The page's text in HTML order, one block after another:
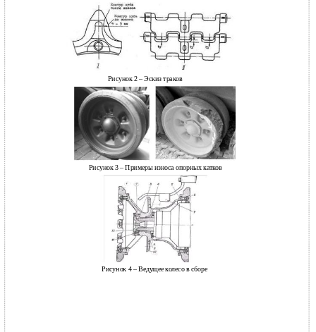
Рисунок 2 – Эскиз траков
Рисунок 3 – Примеры износа опорных катков
Рисунок 4 – Ведущее колесо в сборе